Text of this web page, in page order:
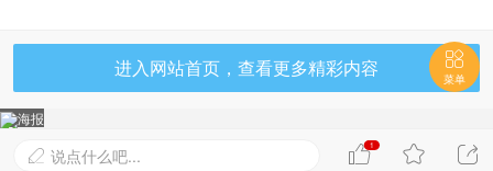
进入网站首页，查看更多精彩内容
海报

菜单


1
 说点什么吧...